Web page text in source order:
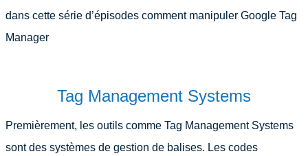
dans cette série d’épisodes comment manipuler Google Tag
Manager
Tag Management Systems
Premièrement, les outils comme Tag Management Systems
sont des systèmes de gestion de balises. Les codes